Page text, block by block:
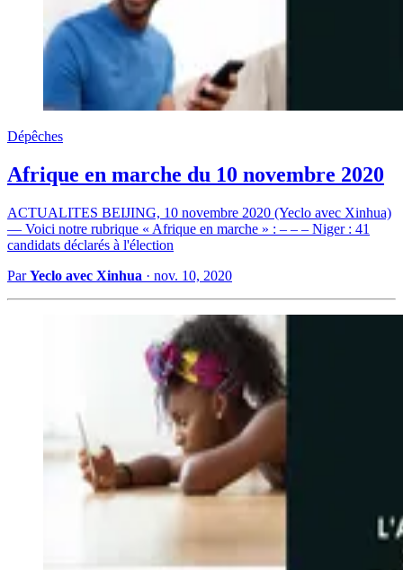
Dépêches
Afrique en marche du 10 novembre 2020
ACTUALITES BEIJING, 10 novembre 2020 (Yeclo avec Xinhua)
— Voici notre rubrique « Afrique en marche » : – – – Niger : 41
candidats déclarés à l'élection
ParYeclo avec Xinhua · nov. 10, 2020